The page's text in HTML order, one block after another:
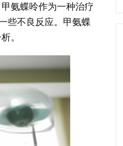
氨蝶呤作为一种治疗
些不良反应。甲氨蝶
。